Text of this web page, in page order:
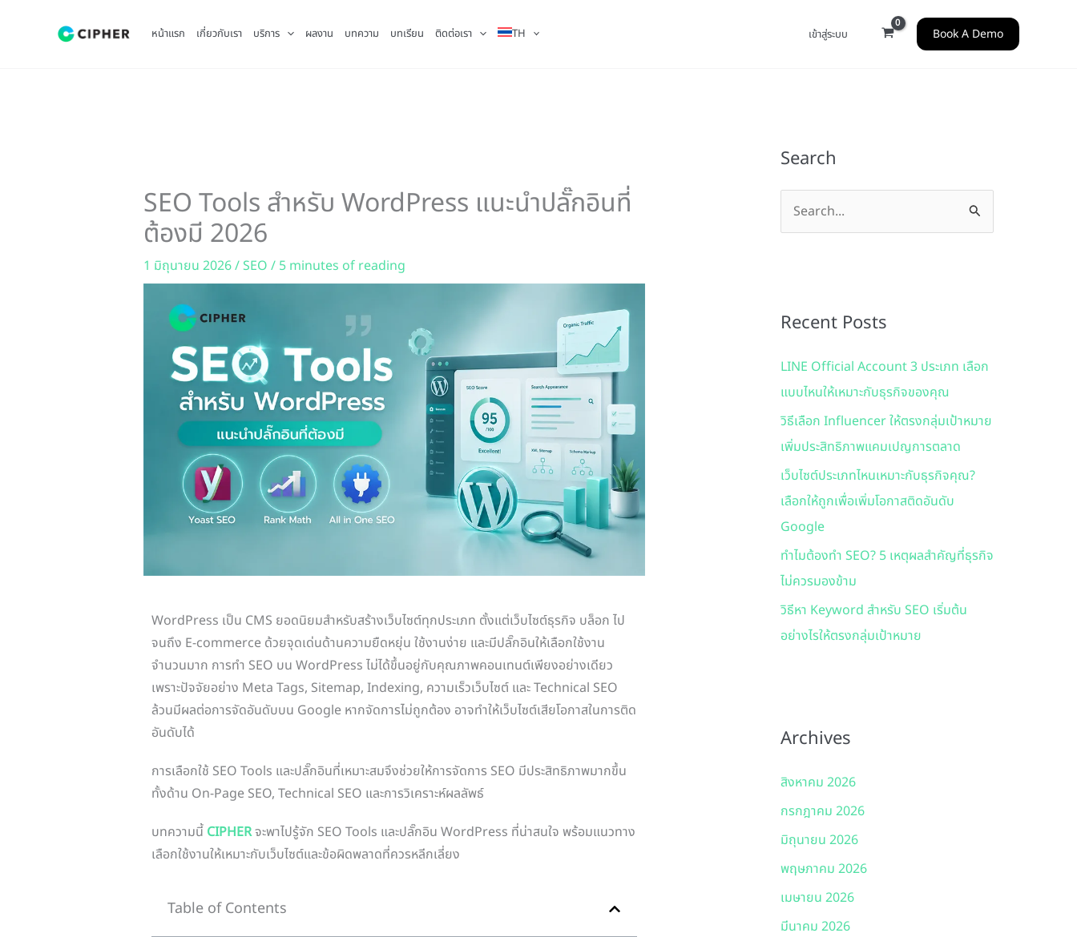
หน้าแรก เกี่ยวกับเรา บริการ ผลงาน บทความ บทเรียน ติดต่อเรา TH เข้าสู่ระบบ Book A Demo
SEO Tools สำหรับ WordPress แนะนำปลั๊กอินที่
ต้องมี 2026
1 มิถุนายน 2026/SEO / 5 minutes of reading
WordPress เป็น CMS ยอดนิยมสำหรับสร้างเว็บไซต์ทุกประเภท ตั้งแต่เว็บไซต์ธุรกิจ บล็อก ไป
จนถึง E-commerce ด้วยจุดเด่นด้านความยืดหยุ่น ใช้งานง่าย และมีปลั๊กอินให้เลือกใช้งาน
จำนวนมาก การทำ SEO บน WordPress ไม่ได้ขึ้นอยู่กับคุณภาพคอนเทนต์เพียงอย่างเดียว
เพราะปัจจัยอย่าง Meta Tags, Sitemap, Indexing, ความเร็วเว็บไซต์ และ Technical SEO
ล้วนมีผลต่อการจัดอันดับบน Google หากจัดการไม่ถูกต้อง อาจทำให้เว็บไซต์เสียโอกาสในการติด
อันดับได้
การเลือกใช้ SEO Tools และปลั๊กอินที่เหมาะสมจึงช่วยให้การจัดการ SEO มีประสิทธิภาพมากขึ้น
ทั้งด้าน On-Page SEO, Technical SEO และการวิเคราะห์ผลลัพธ์
บทความนี้ CIPHERจะพาไปรู้จัก SEO Tools และปลั๊กอิน WordPress ที่น่าสนใจ พร้อมแนวทาง
เลือกใช้งานให้เหมาะกับเว็บไซต์และข้อผิดพลาดที่ควรหลีกเลี่ยง
Table of Contents
Search
e
c
f
o
r
:
Recent Posts
LINE Official Account 3 ประเภท เลือก
แบบไหนให้เหมาะกับธุรกิจของคุณ
วิธีเลือก Influencer ให้ตรงกลุ่มเป้าหมาย
เพิ่มประสิทธิภาพแคมเปญการตลาด
เว็บไซต์ประเภทไหนเหมาะกับธุรกิจคุณ?
เลือกให้ถูกเพื่อเพิ่มโอกาสติดอันดับ
Google
ทำไมต้องทำ SEO? 5 เหตุผลสำคัญที่ธุรกิจ
ไม่ควรมองข้าม
วิธีหา Keyword สำหรับ SEO เริ่มต้น
อย่างไรให้ตรงกลุ่มเป้าหมาย
Archives
สิงหาคม 2026
กรกฎาคม 2026
มิถุนายน 2026
พฤษภาคม 2026
เมษายน 2026
มีนาคม 2026